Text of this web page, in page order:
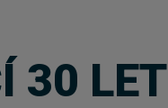
30 LET